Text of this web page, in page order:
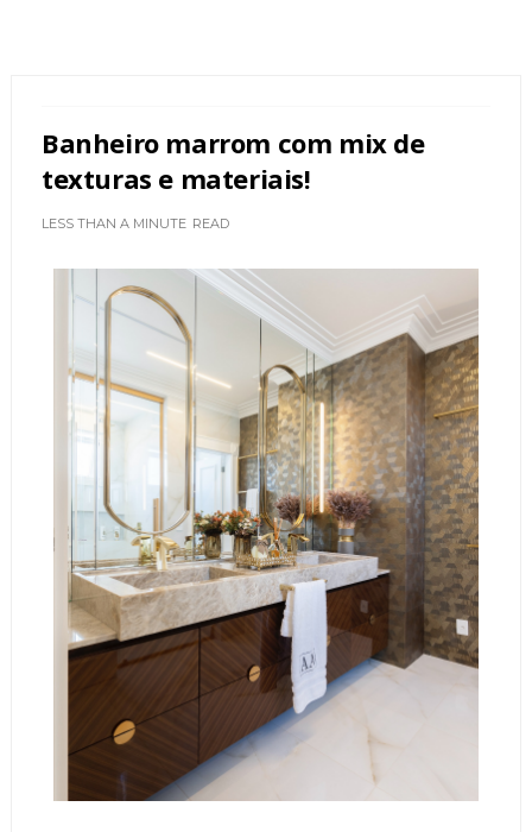
Banheiro marrom com mix de
texturas e materiais!
LESS THAN A MINUTE READ